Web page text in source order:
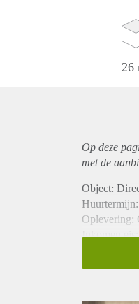
26
Op deze
met de
Object:
Oplevering:
Inkomen
Borg: 1